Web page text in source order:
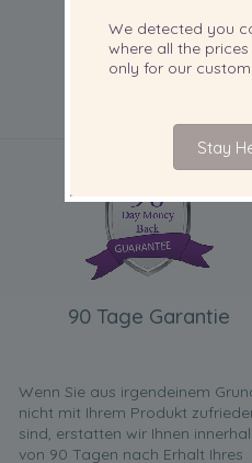
90 Tage Garantie
Wenn Sie aus irgendeinem
nicht mit Ihrem Produkt
sind, erstatten wir Ihnen
von 90 Tagen nach Erhalt Ihres
We detected you
where all the
only for our
Stay